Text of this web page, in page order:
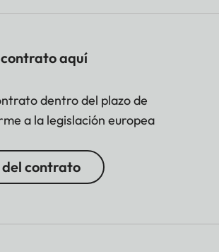
aquí
dentro del plazo de
a la legislación europea
contrato